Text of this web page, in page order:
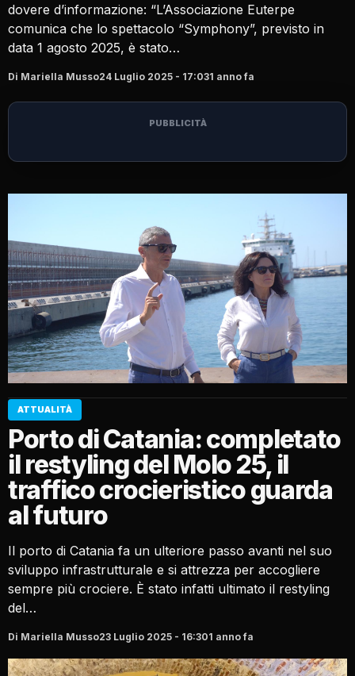
dovere d’informazione: “L’Associazione Euterpe
comunica che lo spettacolo “Symphony”, previsto in
data 1 agosto 2025, è stato…
Di Mariella Musso24 Luglio 2025 - 17:031 anno fa
PUBBLICITÀ
ATTUALITÀ
Porto di Catania: completato
il restyling del Molo 25, il
traffico crocieristico guarda
al futuro
Il porto di Catania fa un ulteriore passo avanti nel suo
sviluppo infrastrutturale e si attrezza per accogliere
sempre più crociere. È stato infatti ultimato il restyling
del…
Di Mariella Musso23 Luglio 2025 - 16:301 anno fa